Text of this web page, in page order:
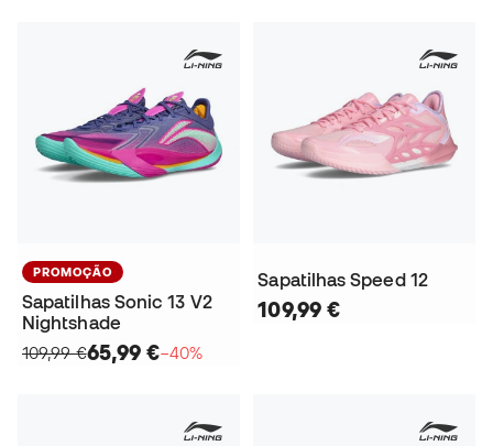
PROMOÇÃO
Sapatilhas Sonic 13 V2
Nightshade
109,99 €65,99 €−40%
Sapatilhas Speed 12
109,99 €